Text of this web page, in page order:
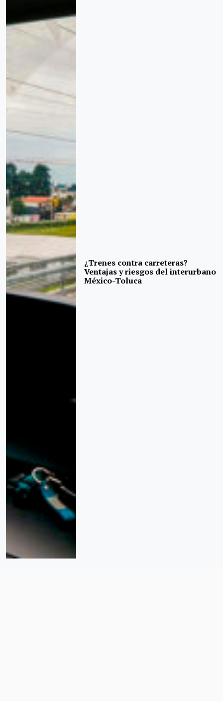
¿Trenes contra carreteras?
Ventajas y riesgos del interurbano
México-Toluca